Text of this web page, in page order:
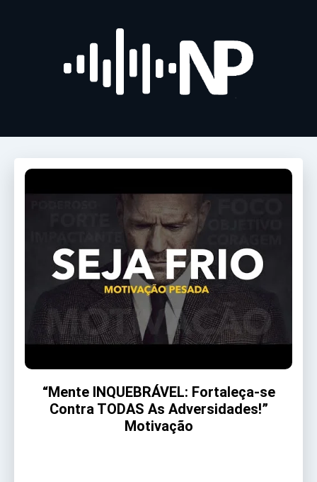
“Mente INQUEBRÁVEL: Fortaleça-se
Contra TODAS As Adversidades!”
Motivação